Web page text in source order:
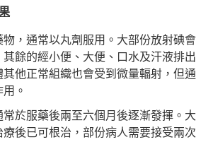
，通常以丸劑服用。大部份放射碘會
餘的經小便、大便、口水及汗液排出
他正常組織也會受到微量輻射，但通
。
於服藥後兩至六個月後逐漸發揮。大
後已可根治，部份病人需要接受兩次